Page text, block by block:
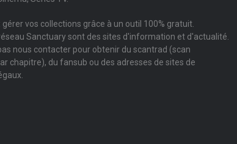
vos collections grâce à un outil 100% gratuit.
réseau Sanctuary sont des sites d'information et d'actualité.
nous contacter pour obtenir du scantrad (scan
chapitre), du fansub ou des adresses de sites de